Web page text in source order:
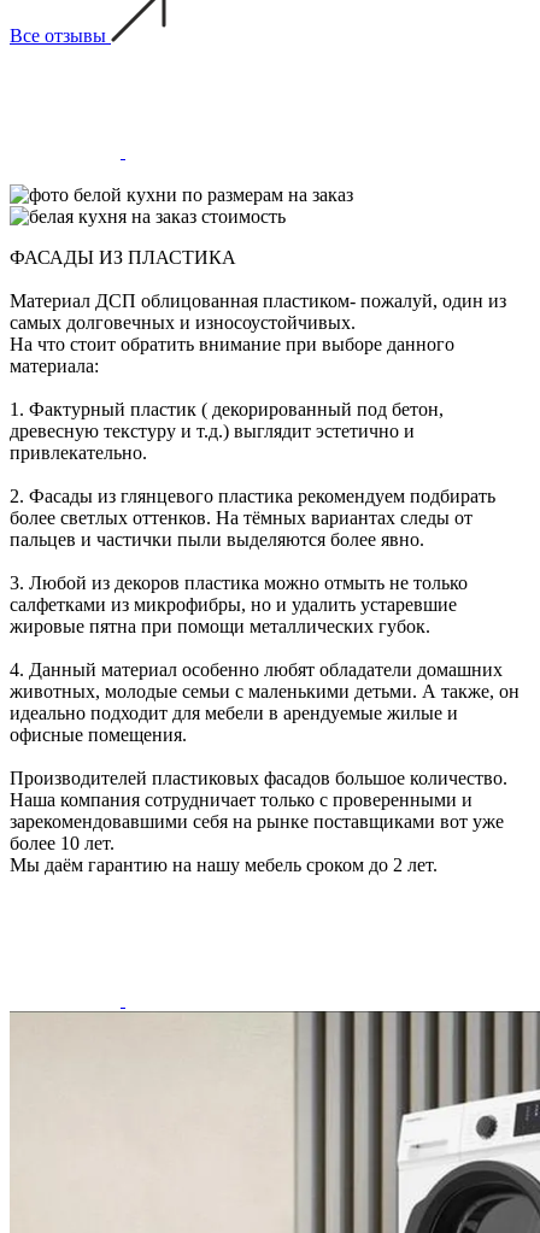
Все отзывы
ФАСАДЫ ИЗ ПЛАСТИКА
Материал ДСП облицованная пластиком- пожалуй, один из
самых долговечных и износоустойчивых.
На что стоит обратить внимание при выборе данного
материала:
1. Фактурный пластик ( декорированный под бетон,
древесную текстуру и т.д.) выглядит эстетично и
привлекательно.
2. Фасады из глянцевого пластика рекомендуем подбирать
более светлых оттенков. На тёмных вариантах следы от
пальцев и частички пыли выделяются более явно.
3. Любой из декоров пластика можно отмыть не только
салфетками из микрофибры, но и удалить устаревшие
жировые пятна при помощи металлических губок.
4. Данный материал особенно любят обладатели домашних
животных, молодые семьи с маленькими детьми. А также, он
идеально подходит для мебели в арендуемые жилые и
офисные помещения.
Производителей пластиковых фасадов большое количество.
Наша компания сотрудничает только с проверенными и
зарекомендовавшими себя на рынке поставщиками вот уже
более 10 лет.
Мы даём гарантию на нашу мебель сроком до 2 лет.